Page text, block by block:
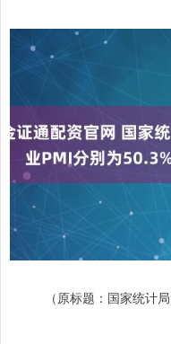
（原标题：国家统计